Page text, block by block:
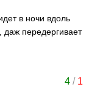
в ночи вдоль
даж передергивает
4/ 1